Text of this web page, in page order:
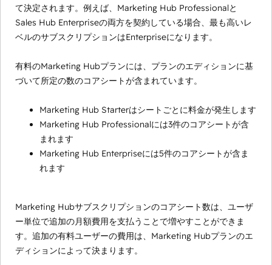
て決定されます。例えば、Marketing Hub Professionalと
Sales Hub Enterpriseの両方を契約している場合、最も高いレ
ベルのサブスクリプションはEnterpriseになります。
有料のMarketing Hubプランには、プランのエディションに基
づいて所定の数のコアシートが含まれています。
Marketing Hub Starterはシートごとに料金が発生します
Marketing Hub Professionalには3件のコアシートが含
まれます
Marketing Hub Enterpriseには5件のコアシートが含ま
れます
Marketing Hubサブスクリプションのコアシート数は、ユーザ
ー単位で追加の月額費用を支払うことで増やすことができま
す。追加の有料ユーザーの費用は、Marketing Hubプランのエ
ディションによって決まります。